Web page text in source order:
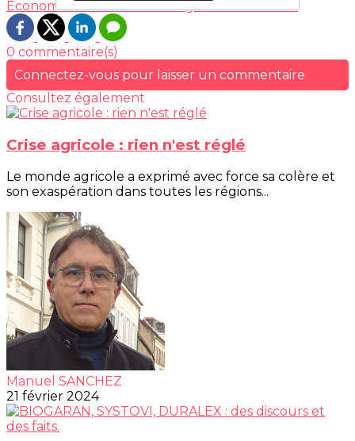
EconomieEnvironnementAgricultureFrance
0 commentaire(s)
Connectez-vous pour laisser un commentaire
Consultez également
Crise agricole : rien n'est réglé
Le monde agricole a exprimé avec force sa colère et
son exaspération dans toutes les régions...
Manuel SANCHEZ
21 février 2024